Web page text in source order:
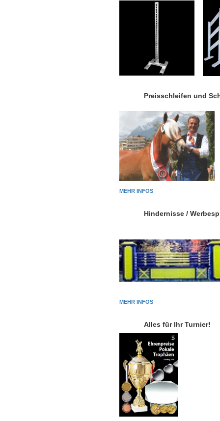
Preisschleifen und
MEHR INFOS
Hindernisse /
MEHR INFOS
Alles für Ihr Turnier!